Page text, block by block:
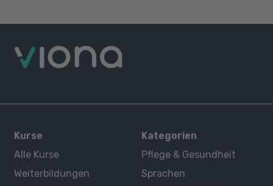
Kurse
Alle Kurse
Weiterbildungen
Kategorien
Pflege & Gesundheit
Sprachen